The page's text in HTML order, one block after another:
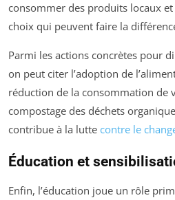
consommer des produits locaux
choix qui peuvent faire la
Parmi les actions concrètes pour
on peut citer l’adoption de
réduction de la consommation de
compostage des déchets
contribue à la lutte contre le
Éducation et
Enfin, l’éducation joue un rôle